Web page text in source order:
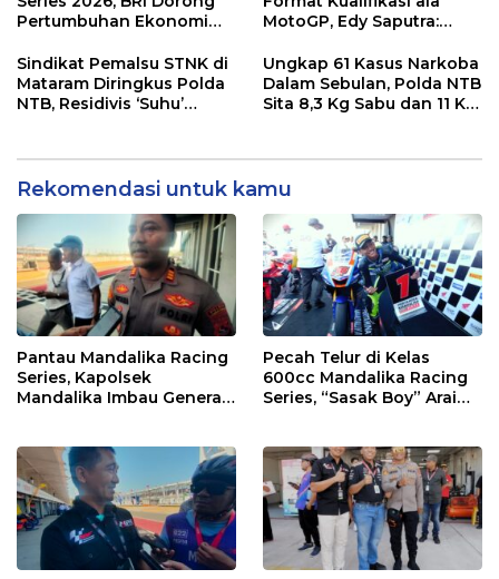
Pertumbuhan Ekonomi
MotoGP, Edy Saputra:
dan Efektif
Sindikat Pemalsu STNK di
Mataram Diringkus Polda
NTB, Residivis ‘Suhu’
Ungkap 61 Kasus Narkoba
Dalam Sebulan, Polda NTB
Sita 8,3 Kg Sabu dan 11 Kg
Rekomendasi untuk kamu
Pantau Mandalika Racing
Series, Kapolsek
Mandalika Imbau Generasi
Pecah Telur di Kelas
600cc Mandalika Racing
Series, “Sasak Boy” Arai